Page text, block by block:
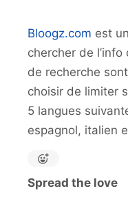
Bloogz.com est
chercher de
de recherche
choisir de limiter
5 langues
espagnol, italien
Spread the love